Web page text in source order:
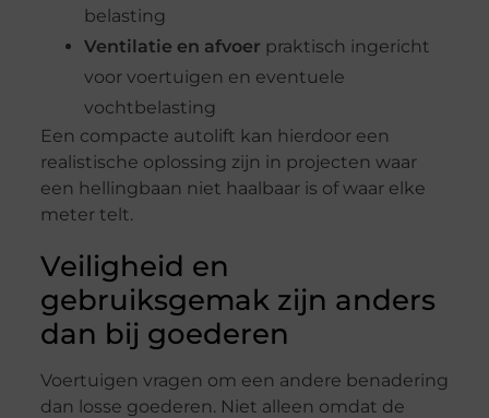
belasting
Ventilatie en afvoer praktisch ingericht
voor voertuigen en eventuele
vochtbelasting
Een compacte autolift kan hierdoor een
realistische oplossing zijn in projecten waar
een hellingbaan niet haalbaar is of waar elke
meter telt.
Veiligheid en
gebruiksgemak zijn anders
dan bij goederen
Voertuigen vragen om een andere benadering
dan losse goederen. Niet alleen omdat de